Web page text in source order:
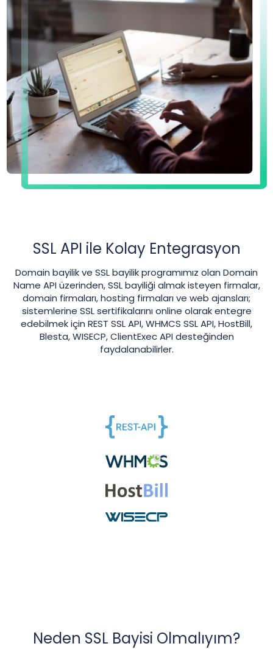
SSL API ile Kolay Entegrasyon
Domain bayilik ve SSL bayilik programımız olan Domain
Name API üzerinden, SSL bayiliği almak isteyen firmalar,
domain firmaları, hosting firmaları ve web ajansları;
sistemlerine SSL sertifikalarını online olarak entegre
edebilmek için REST SSL API, WHMCS SSL API, HostBill,
Blesta, WISECP, ClientExec API desteğinden
faydalanabilirler.
Neden SSL Bayisi Olmalıyım?